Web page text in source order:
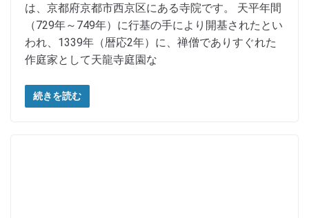
は、京都府京都市西京区にある寺院です。 天平年間
（729年～749年）に行基の手により開基されたとい
われ、1339年（暦応2年）に、禅僧でありすぐれた
作庭家として天龍寺庭園な
続きを読む